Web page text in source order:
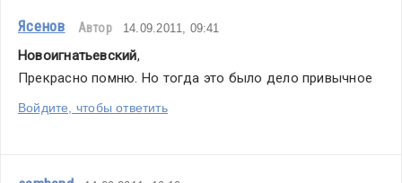
Ясенов Автор 14.09.2011, 09:41
Новоигнатьевский,
Прекрасно помню. Но тогда это было дело привычное
Войдите, чтобы ответить